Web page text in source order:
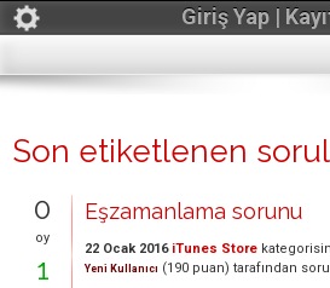
Giriş Yap |
Son etiketlenen
0
oy
1
Eşzamanlama sorunu
22 Ocak 2016 iTunes Store
Yeni Kullanıcı (190 puan) tarafından